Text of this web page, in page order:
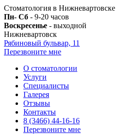
Стоматология в Нижневартовске
Пн- Сб - 9-20 часов
Воскресенье - выходной
Нижневартовск
Рябиновый бульвар, 11
Перезвоните мне
О стоматологии
Услуги
Специалисты
Галерея
Отзывы
Контакты
8 (3466) 44-16-16
Перезвоните мне